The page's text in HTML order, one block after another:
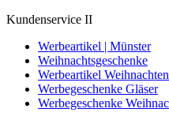
Kundenservice II
Werbeartikel | Münster
Weihnachtsgeschenke
Werbeartikel Weihnachten
Werbegeschenke Gläser
Werbegeschenke